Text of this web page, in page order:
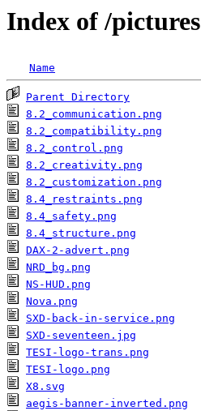
Index of /pictures
Name
Parent Directory
8.2_communication.png
8.2_compatibility.png
8.2_control.png
8.2_creativity.png
8.2_customization.png
8.4_restraints.png
8.4_safety.png
8.4_structure.png
DAX-2-advert.png
NRD_bg.png
NS-HUD.png
Nova.png
SXD-back-in-service.png
SXD-seventeen.jpg
TESI-logo-trans.png
TESI-logo.png
X8.svg
aegis-banner-inverted.png